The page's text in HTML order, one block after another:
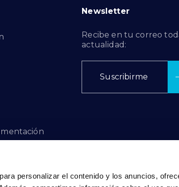
personalizar el contenido y los anuncios,
Newsletter
Recibe en tu correo
actualidad:
Suscribirme